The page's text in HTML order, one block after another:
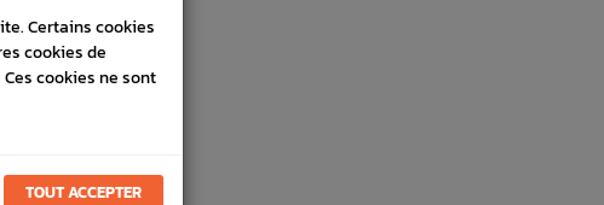
Certains cookies
cookies de
cookies ne sont
TOUT ACCEPTER